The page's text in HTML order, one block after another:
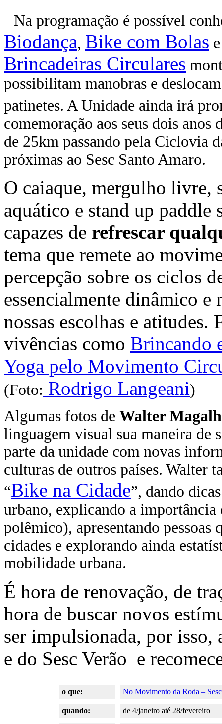
Na programação é possível
Biodança, Bike com Bolas
Brincadeiras Circulares
possibilitam manobras e
patinetes. A Unidade ainda irá
comemoração aos seus dois
de 25km passando pela Ciclovia
próximas ao Sesc Santo Amaro.
O caiaque, mergulho livre,
aquático e stand up paddle
capazes de refrescar
tema que remete ao
percepção sobre os ciclos
essencialmente dinâmico e
nossas escolhas e
vivências como Brincando
Yoga pelo Movimento
(Foto: Rodrigo Langeani)
Algumas fotos de Walter
linguagem visual sua maneira de
parte da unidade com novas
culturas de outros países. Walter
“Bike na Cidade”, dando
urbano, explicando a importância
polêmico), apresentando
cidades e explorando ainda
mobilidade urbana.
É hora de renovação, de
hora de buscar novos
ser impulsionada, por isso,
e do Sesc Verão e
o que: No Movimento da Roda –
quando: de 4/janeiro até 28/fevereiro